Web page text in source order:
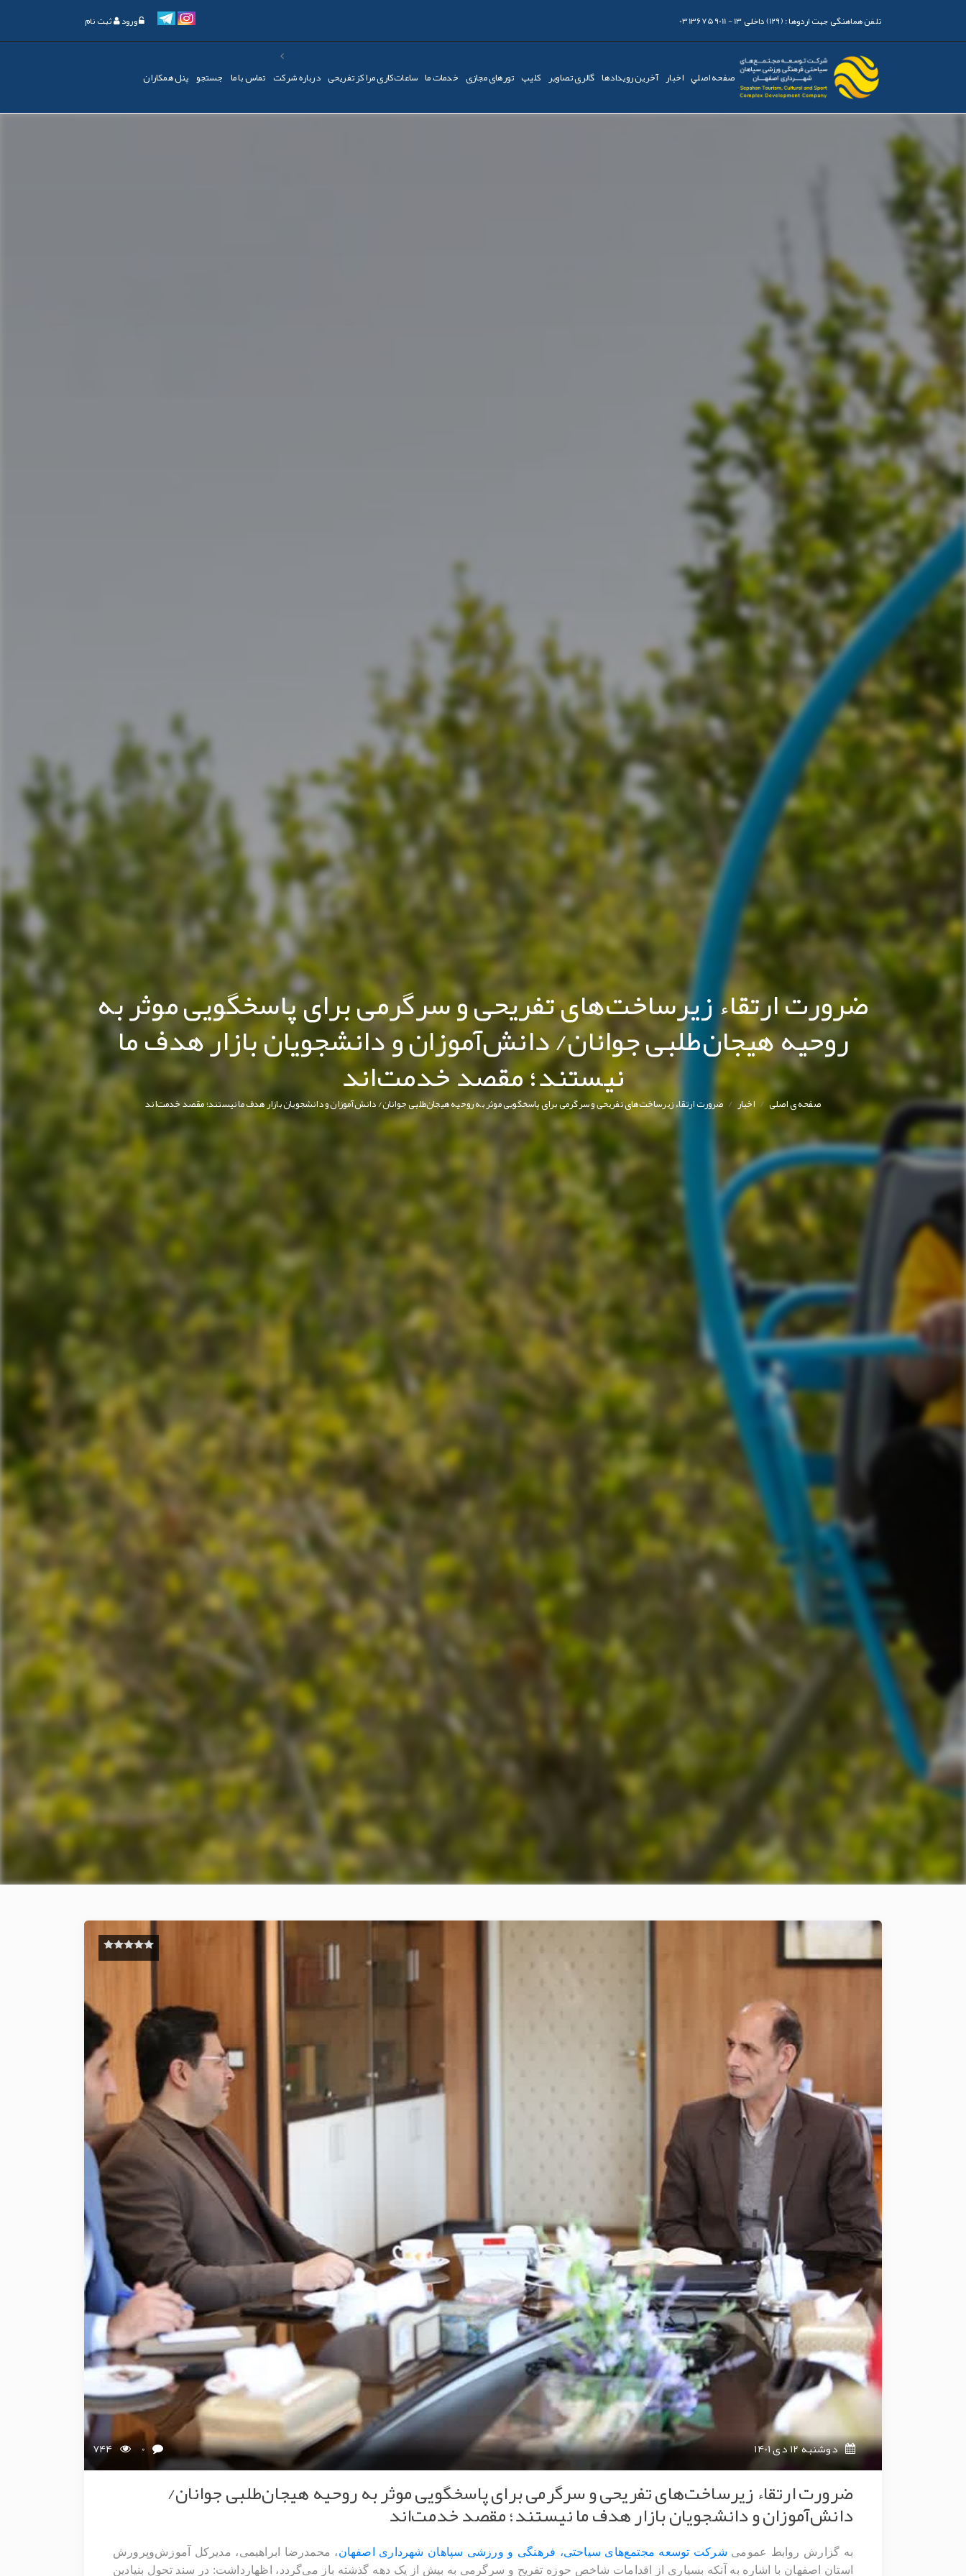
تلفن هماهنگی جهت اردوها :(129) داخلی 13 - 03136759011 ورود ثبت نام
صفحه اصلي اخبار آخرین رویدادها گالری تصاویر کليپ تورهای مجازی خدمات ما ساعات‌کاری مراکز تفریحی درباره شرکت تماس با ما جستجو پنل همکاران
ضرورت ارتقاء زیرساخت‌های تفریحی و سرگرمی برای پاسخگویی موثر به
روحیه هیجان‌طلبی جوانان/ دانش‌آموزان و دانشجویان بازار هدف ما
نیستند؛ مقصد خدمت‌اند صفحه ی اصلی/ اخبار / ضرورت ارتقاء زیرساخت‌های تفریحی و سرگرمی برای پاسخگویی موثر به روحیه هیجان‌طلبی جوانان/ دانش‌آموزان و دانشجویان بازار هدف ما نیستند؛ مقصد خدمت‌اند
دوشنبه 12 دی 1401 744 0
ضرورت ارتقاء زیرساخت‌های تفریحی و سرگرمی برای پاسخگویی موثر به روحیه هیجان‌طلبی جوانان/
دانش‌آموزان و دانشجویان بازار هدف ما نیستند؛ مقصد خدمت‌اند
به گزارش روابط عمومی شرکت توسعه مجتمع‌های سیاحتی، فرهنگی و ورزشی سپاهان شهرداری اصفهان، محمدرضا ابراهیمی، مدیرکل آموزش‌وپرورش
استان اصفهان با اشاره به آنکه بسیاری از اقدامات شاخص حوزه تفریح و سرگرمی به بیش از یک دهه گذشته باز‌ می‌گردد، اظهارداشت: در سند تحول بنیادین